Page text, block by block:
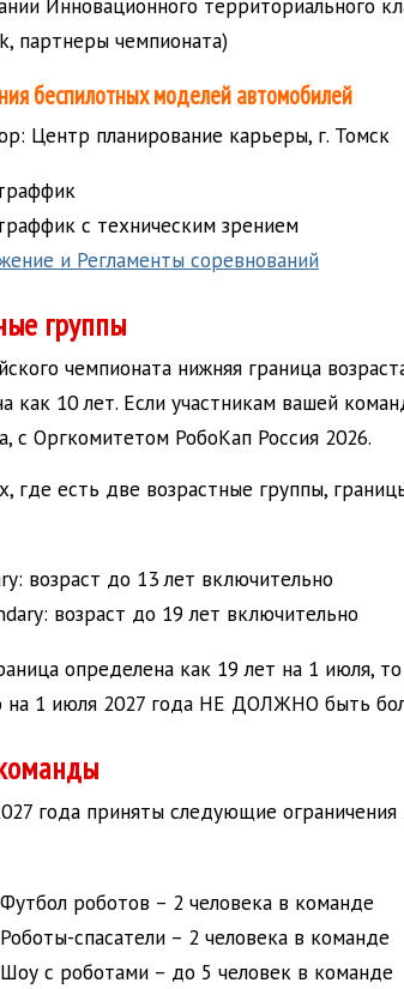
Инновационного территориального
партнеры чемпионата)
беспилотных моделей автомобилей
Центр планирование карьеры, г. Томск
с техническим зрением
и Регламенты соревнований
группы
чемпионата нижняя граница
как 10 лет. Если участникам вашей
с Оргкомитетом РобоКап Россия 2026.
где есть две возрастные группы,
возраст до 13 лет включительно
возраст до 19 лет включительно
определена как 19 лет на 1 июля,
на 1 июля 2027 года НЕ ДОЛЖНО быть
года приняты следующие ограничения
роботов – 2 человека в команде
спасатели – 2 человека в команде
с роботами – до 5 человек в команде